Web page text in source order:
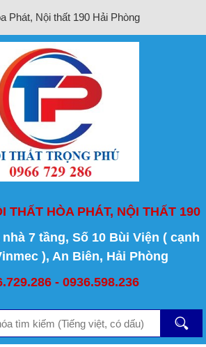
Phát, Nội thất 190 Hải Phòng
THẤT HÒA PHÁT, NỘI THẤT 190
7 tầng, Số 10 Bùi Viện ( cạnh
), An Biên, Hải Phòng
- 0936.598.236